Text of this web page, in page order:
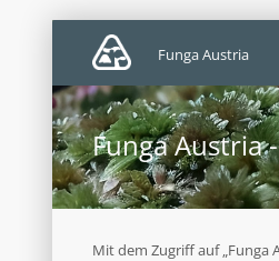
Funga Austria
Funga Austria
Mit dem Zugriff auf „Funga